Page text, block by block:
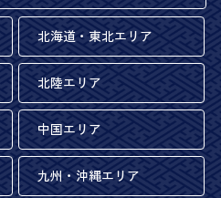
北海道・東北エリア
北陸エリア
中国エリア
九州・沖縄エリア